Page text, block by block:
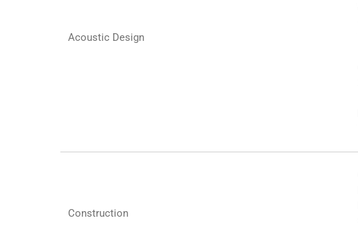
Acoustic Design
Construction